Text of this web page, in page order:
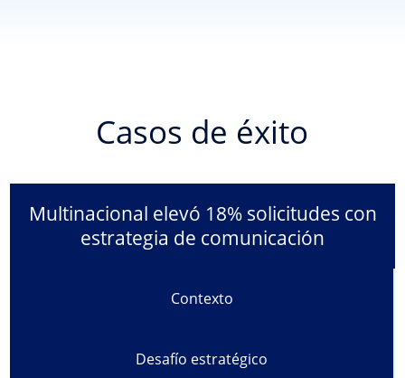
Casos de éxito
Multinacional elevó 18% solicitudes con
estrategia de comunicación
Contexto
Desafío estratégico